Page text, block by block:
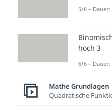
5/6 – Dauer:
hoch 3
6/6 – Dauer:
Mathe Grundlagen
Quadratische